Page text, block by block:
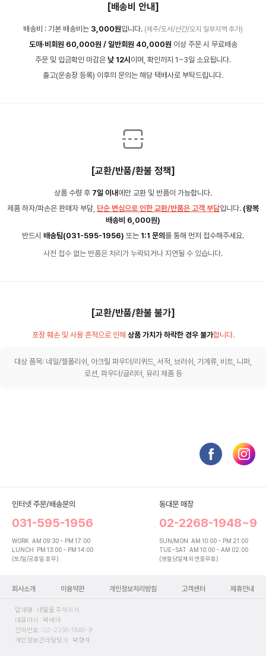
[배송비 안내]
배송비 : 기본 배송비는 3,000원입니다. (제주/도서/산간/오지 일부지역 추가)
도매·비회원 60,000원 / 일반회원 40,000원 이상 주문 시 무료배송
주문 및 입금확인 마감은 낮 12시이며, 확인까지 1~3일 소요됩니다.
출고(운송장 등록) 이후의 문의는 해당 택배사로 부탁드립니다.
[교환/반품/환불 정책]
상품 수령 후 7일 이내에만 교환 및 반품이 가능합니다.
제품 하자/파손은 판매자 부담, 단순 변심으로 인한 교환/반품은 고객 부담입니다. (왕복
배송비 6,000원)
반드시 배송팀(031-595-1956) 또는 1:1 문의를 통해 먼저 접수해주세요.
사전 접수 없는 반품은 처리가 누락되거나 지연될 수 있습니다.
[교환/반품/환불 불가]
포장 훼손 및 사용 흔적으로 인해 상품 가치가 하락한 경우 불가합니다.
대상 품목: 네일/젤폴리쉬, 아크릴 파우더/리퀴드, 서적, 브러쉬, 기계류, 비트, 니퍼,
로션, 파우더/글리터, 유리 제품 등
인터넷 주문/배송문의
031-595-1956
WORK AM 09:30 ~ PM 17:00
LUNCH PM 13:00 ~ PM 14:00
(토/일/공휴일 휴무)
동대문 매장
02-2268-1948~9
SUN/MON AM 10:00 ~ PM 21:00
TUE~SAT AM 10:00 ~ AM 02:00
(명절당일제외 연중무휴)
회사소개 이용약관 개인정보처리방침 고객센터 제휴안내
업체명 : 네일몰 주식회사
대표이사 : 박세재
전화번호 : 02-2268-1948~9
개인정보관리담당자 : 박형석